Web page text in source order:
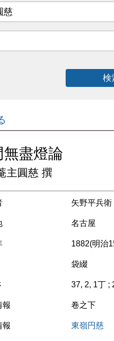
検
無盡燈論
主圓慈 撰
矢野平兵衛
名古屋
1882(明治
袋綴
37, 2, 1丁 ;
報 卷之下
報 東嶺円慈